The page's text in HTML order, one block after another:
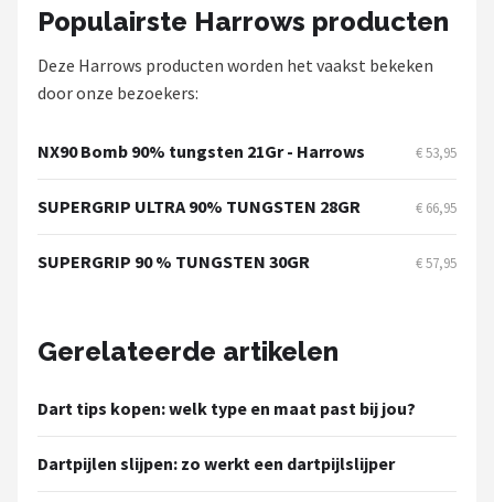
Populairste Harrows producten
Deze Harrows producten worden het vaakst bekeken
door onze bezoekers:
NX90 Bomb 90% tungsten 21Gr - Harrows € 53,95
SUPERGRIP ULTRA 90% TUNGSTEN 28GR € 66,95
SUPERGRIP 90 % TUNGSTEN 30GR € 57,95
Gerelateerde artikelen
Dart tips kopen: welk type en maat past bij jou?
Dartpijlen slijpen: zo werkt een dartpijlslijper